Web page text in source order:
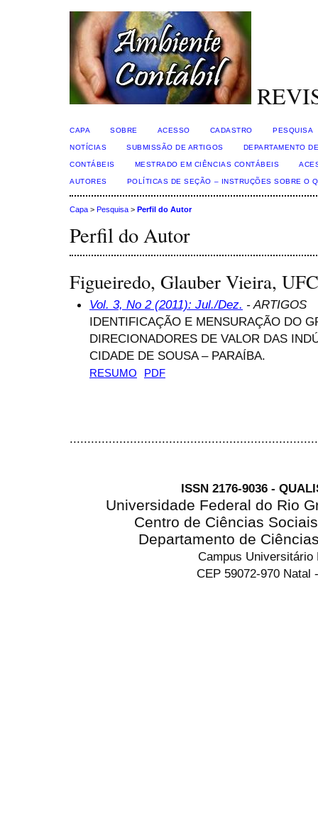
CAPA SOBRE ACESSO CADASTRO PESQUISA
NOTÍCIAS SUBMISSÃO DE ARTIGOS DEPARTAMENTO
CONTÁBEIS MESTRADO EM CIÊNCIAS CONTÁBEIS
AUTORES POLÍTICAS DE SEÇÃO – INSTRUÇÕES SOBRE O
Capa > Pesquisa > Perfil do Autor
Perfil do Autor
Figueiredo, Glauber Vieira,
Vol. 3, No 2 (2011): Jul./Dez. - ARTIGOS
IDENTIFICAÇÃO E MENSURAÇÃO DO
DIRECIONADORES DE VALOR DAS
CIDADE DE SOUSA – PARAÍBA.
RESUMO PDF
ISSN 2176-9036 -
Universidade Federal do Rio
Centro de Ciências
Departamento de
Campus Universitário
CEP 59072-970 Natal